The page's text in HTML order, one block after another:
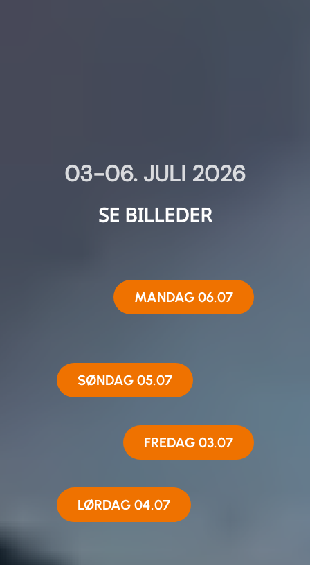
03-06. JULI 2026
SE BILLEDER
MANDAG 06.07
SØNDAG 05.07
FREDAG 03.07
LØRDAG 04.07